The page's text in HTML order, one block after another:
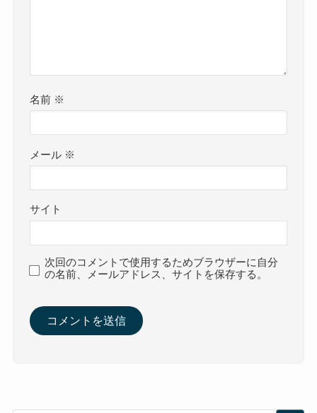
名前 ※
メール ※
サイト
次回のコメントで使用するためブラウザーに自分
の名前、メールアドレス、サイトを保存する。